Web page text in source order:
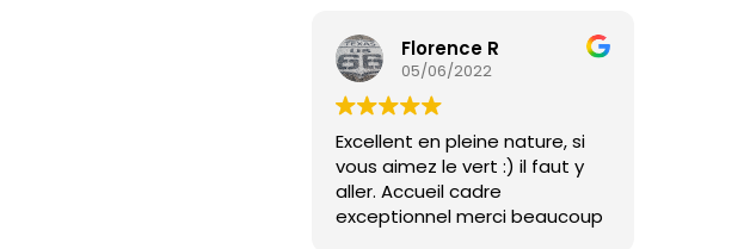
Florence R
05/06/2022
Excellent en pleine nature, si
vous aimez le vert :) il faut y
aller. Accueil cadre
exceptionnel merci beaucoup